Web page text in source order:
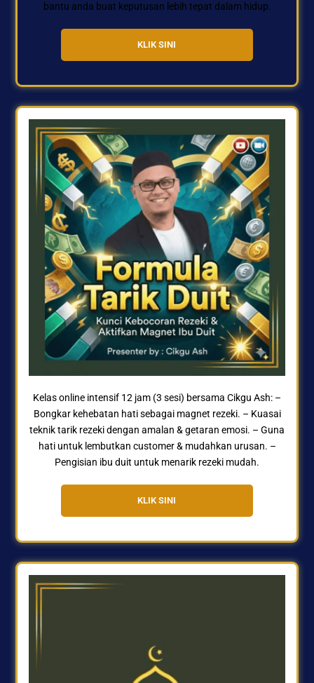
bantu anda buat keputusan lebih tepat dalam hidup.
KLIK SINI
Kelas online intensif 12 jam (3 sesi) bersama Cikgu Ash: –
Bongkar kehebatan hati sebagai magnet rezeki. – Kuasai
teknik tarik rezeki dengan amalan & getaran emosi. – Guna
hati untuk lembutkan customer & mudahkan urusan. –
Pengisian ibu duit untuk menarik rezeki mudah.
KLIK SINI